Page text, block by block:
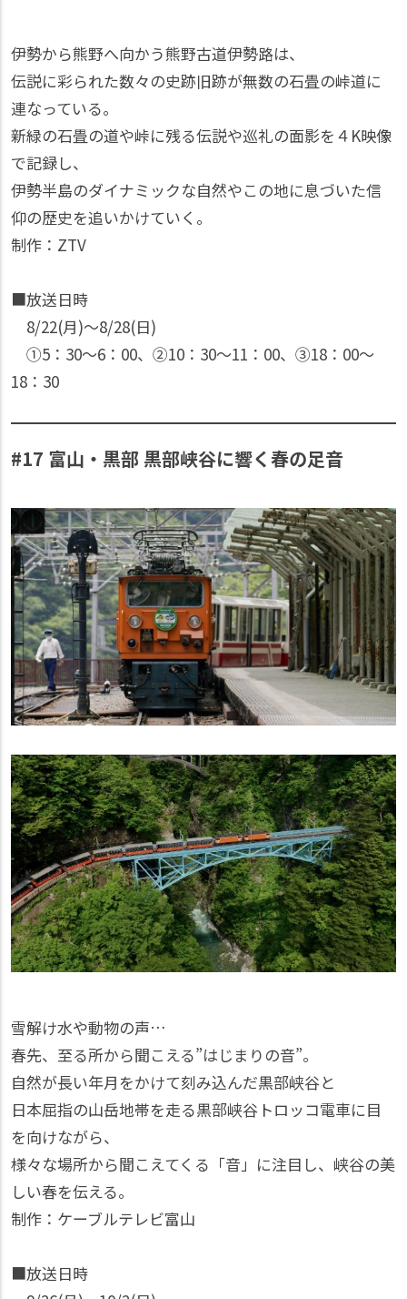
伊勢から熊野へ向かう熊野古道伊勢路は、
伝説に彩られた数々の史跡旧跡が無数の石畳の峠道に
連なっている。
新緑の石畳の道や峠に残る伝説や巡礼の面影を４K映像
で記録し、
伊勢半島のダイナミックな自然やこの地に息づいた信
仰の歴史を追いかけていく。
制作：ZTV
■放送日時
8/22(月)〜8/28(日)
①5：30〜6：00、②10：30〜11：00、③18：00〜
18：30
#17 富山・黒部 黒部峡谷に響く春の足音
雪解け水や動物の声…
春先、至る所から聞こえる”はじまりの音”。
自然が長い年月をかけて刻み込んだ黒部峡谷と
日本屈指の山岳地帯を走る黒部峡谷トロッコ電車に目
を向けながら、
様々な場所から聞こえてくる「音」に注目し、峡谷の美
しい春を伝える。
制作：ケーブルテレビ富山
■放送日時